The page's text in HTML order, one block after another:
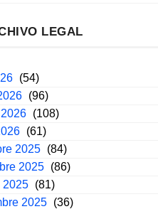
LEGAL
(54)
(96)
(108)
(61)
2025 (84)
2025 (86)
2025 (81)
2025 (36)